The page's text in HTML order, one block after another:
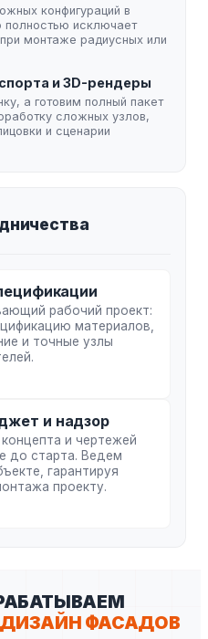
конфигураций в
полностью исключает
монтаже радиусных или
и 3D-рендеры
а готовим полный пакет
сложных узлов,
и сценарии
рабочий проект:
материалов,
и точные узлы
и надзор
и чертежей
до старта. Ведем
гарантируя
проекту.
ФАСАДОВ